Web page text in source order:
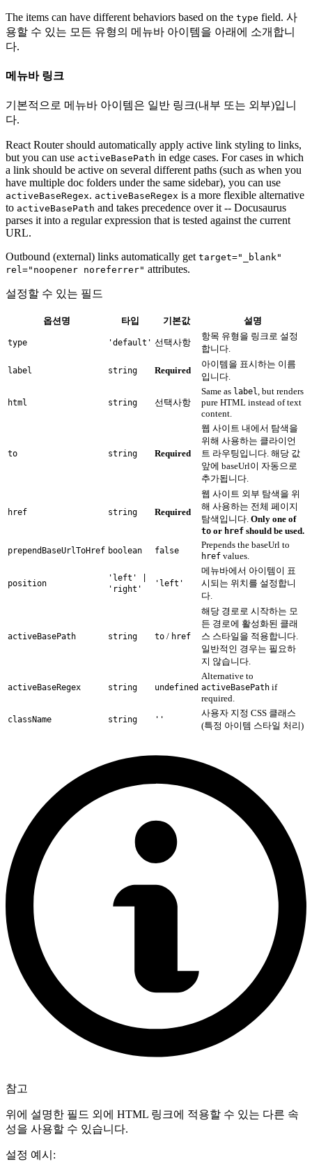
The items can have different behaviors based on the type field. 사
용할 수 있는 모든 유형의 메뉴바 아이템을 아래에 소개합니
다.
메뉴바 링크
기본적으로 메뉴바 아이템은 일반 링크(내부 또는 외부)입니
다.
React Router should automatically apply active link styling to links,
but you can use activeBasePath in edge cases. For cases in which
a link should be active on several different paths (such as when you
have multiple doc folders under the same sidebar), you can use
activeBaseRegex. activeBaseRegex is a more flexible alternative
to activeBasePath and takes precedence over it -- Docusaurus
parses it into a regular expression that is tested against the current
URL.
Outbound (external) links automatically get target="_blank"
rel="noopener noreferrer" attributes.
설정할 수 있는 필드
옵션명 타입 기본값 설명
type 'default' 선택사항
항목 유형을 링크로 설정
합니다.
label string Required
아이템을 표시하는 이름
입니다.
html string 선택사항
Same as label, but renders
pure HTML instead of text
content.
to string Required
웹 사이트 내에서 탐색을
위해 사용하는 클라이언
트 라우팅입니다. 해당 값
앞에 baseUrl이 자동으로
추가됩니다.
href string Required
웹 사이트 외부 탐색을 위
해 사용하는 전체 페이지
탐색입니다. Only one of
to or href should be used.
prependBaseUrlToHref boolean false
Prepends the baseUrl to
href values.
position
'left' |
'right'
'left'
메뉴바에서 아이템이 표
시되는 위치를 설정합니
다.
activeBasePath string to / href
해당 경로로 시작하는 모
든 경로에 활성화된 클래
스 스타일을 적용합니다.
일반적인 경우는 필요하
지 않습니다.
activeBaseRegex string undefined
Alternative to
activeBasePath if
required.
className string ''
사용자 지정 CSS 클래스
(특정 아이템 스타일 처리)
참고
위에 설명한 필드 외에 HTML 링크에 적용할 수 있는 다른 속
성을 사용할 수 있습니다.
설정 예시: